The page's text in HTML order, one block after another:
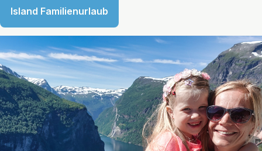
Island Familienurlaub